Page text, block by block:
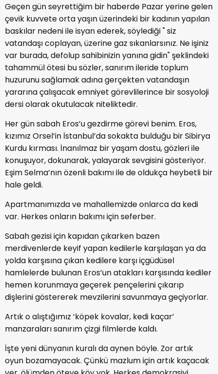
Geçen gün seyrettiğim bir haberde Pazar yerine gelen
çevik kuvvete orta yaşın üzerindeki bir kadının yapılan
baskılar nedeni ile isyan ederek, söylediği " siz
vatandaşı coplayan, üzerine gaz sıkanlarsınız. Ne işiniz
var burada, defolup sahibinizin yanına gidin" şeklindeki
tahammül ötesi bu sözler, sanırım ileride toplum
huzurunu sağlamak adına gerçekten vatandaşın
yararına çalışacak emniyet görevlilerince bir sosyoloji
dersi olarak okutulacak niteliktedir.
Her gün sabah Eros’u gezdirme görevi benim. Eros,
kızımız Orsel’in İstanbul’da sokakta bulduğu bir Sibirya
Kurdu kırması. İnanılmaz bir yaşam dostu, gözleri ile
konuşuyor, dokunarak, yalayarak sevgisini gösteriyor.
Eşim Selma’nın özenli bakımı ile de oldukça heybetli bir
hale geldi.
Apartmanımızda ve mahallemizde onlarca da kedi
var. Herkes onların bakımı için seferber.
Sabah gezisi için kapıdan çıkarken bazen
merdivenlerde keyif yapan kedilerle karşılaşan ya da
yolda karşısına çıkan kedilere karşı içgüdüsel
hamlelerde bulunan Eros’un atakları karşısında kediler
hemen korunmaya geçerek pençelerini çıkarıp
dişlerini göstererek mevzilerini savunmaya geçiyorlar.
Artık o alıştığımız ‘köpek kovalar, kedi kaçar’
manzaraları sanırım çizgi filmlerde kaldı.
İşte yeni dünyanın kuralı da aynen böyle. Zor artık
oyun bozamayacak. Çünkü mazlum için artık kaçacak